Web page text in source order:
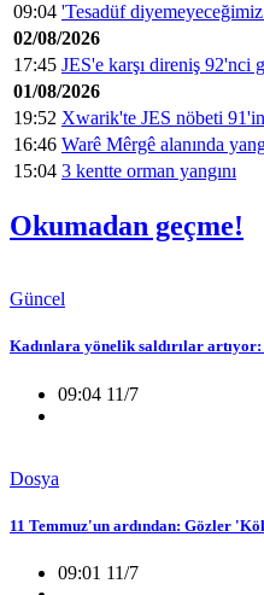
09:04 'Tesadüf diyemeyeceğimiz
02/08/2026
17:45 JES'e karşı direniş 92'nci
01/08/2026
19:52 Xwarik'te JES nöbeti
16:46 Warê Mêrgê alanında
15:04 3 kentte orman yangını
Okumadan geçme!
Güncel
Kadınlara yönelik saldırılar
09:04 11/7
Dosya
11 Temmuz'un ardından: Gözler
09:01 11/7